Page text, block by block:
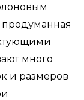
много
и размеров